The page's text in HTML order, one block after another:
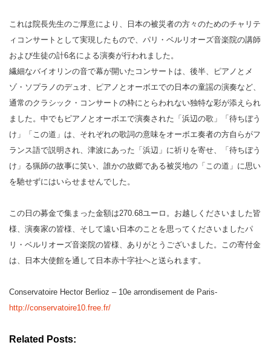
これは院長先生のご厚意により、日本の被災者の方々のためのチャリテ
ィコンサートとして実現したもので、パリ・ベルリオーズ音楽院の講師
および生徒の計6名による演奏が行われました。
繊細なバイオリンの音で幕が開いたコンサートは、後半、ピアノとメ
ゾ・ソプラノのデュオ、ピアノとオーボエでの日本の童謡の演奏など、
通常のクラシック・コンサートの枠にとらわれない独特な彩が添えられ
ました。中でもピアノとオーボエで演奏された「浜辺の歌」「待ちぼう
け」「この道」は、それぞれの歌詞の意味をオーボエ奏者の方自らがフ
ランス語で説明され、津波にあった「浜辺」に祈りを寄せ、「待ちぼう
け」る猟師の故事に笑い、誰かの故郷である被災地の「この道」に思い
を馳せずにはいらせませんでした。
この日の募金で集まった金額は270.68ユーロ。お越しくださいました皆
様、演奏家の皆様、そして遠い日本のことを思ってくださいましたパ
リ・ベルリオーズ音楽院の皆様、ありがとうございました。この寄付金
は、日本大使館を通して日本赤十字社へと送られます。
Conservatoire Hector Berlioz – 10e arrondisement de Paris-
http://conservatoire10.free.fr/
Related Posts: